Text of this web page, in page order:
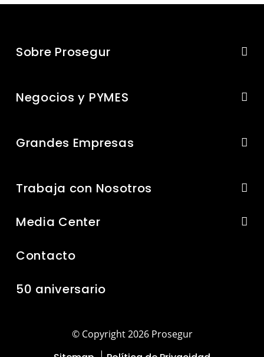
Sobre Prosegur
Negocios y PYMES
Grandes Empresas
Trabaja con Nosotros
Media Center
Contacto
50 aniversario
© Copyright 2026 Prosegur